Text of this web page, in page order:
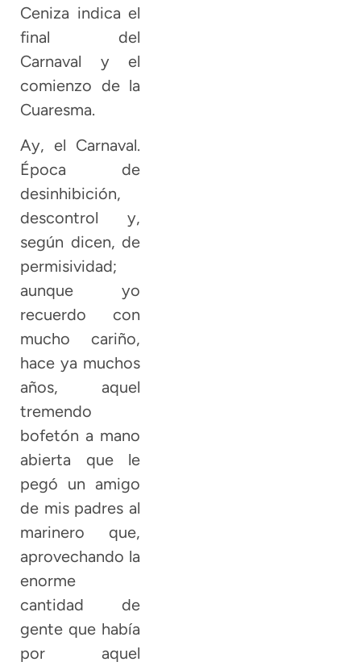
Ceniza indica el
final del
Carnaval y el
comienzo de la
Cuaresma.
Ay, el Carnaval.
Época de
desinhibición,
descontrol y,
según dicen, de
permisividad;
aunque yo
recuerdo con
mucho cariño,
hace ya muchos
años, aquel
tremendo
bofetón a mano
abierta que le
pegó un amigo
de mis padres al
marinero que,
aprovechando la
enorme
cantidad de
gente que había
por aquel